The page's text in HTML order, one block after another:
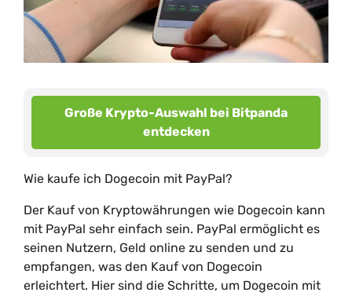
Große Krypto-Auswahl bei Bitpanda
entdecken
Wie kaufe ich Dogecoin mit PayPal?
Der Kauf von Kryptowährungen wie Dogecoin kann
mit PayPal sehr einfach sein. PayPal ermöglicht es
seinen Nutzern, Geld online zu senden und zu
empfangen, was den Kauf von Dogecoin
erleichtert. Hier sind die Schritte, um Dogecoin mit